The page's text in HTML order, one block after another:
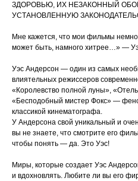
ЗДОРОВЬЮ, ИХ НЕЗАКОННЫЙ
УСТАНОВЛЕННУЮ
Мне кажется, что мои фильмы
может быть, намного хитрее…» —
Уэс Андерсон — один из самых
влиятельных режиссеров
«Королевство полной луны»,
«Бесподобный мистер Фокс» —
классикой кинематографа.
У Андерсона свой уникальный и
вы не знаете, что смотрите его
чтобы понять — да. Это Уэс!
Миры, которые создает Уэс
и вдохновлять. Любите ли вы его